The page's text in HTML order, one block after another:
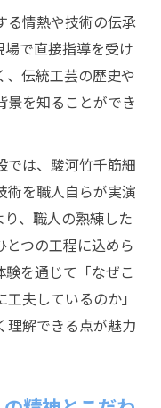
る情熱や技術の伝承
で直接指導を受け
、伝統工芸の歴史や
景を知ることができ
では、駿河竹千筋細
術を職人自らが実演
、職人の熟練した
つの工程に込めら
を通じて「なぜこ
夫しているのか」
理解できる点が魅力